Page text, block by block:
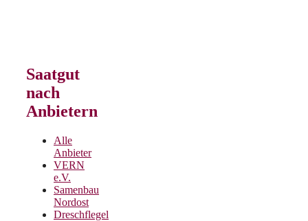
Saatgut
nach
Anbietern
Alle
Anbieter
VERN
e.V.
Samenbau
Nordost
Dreschflegel